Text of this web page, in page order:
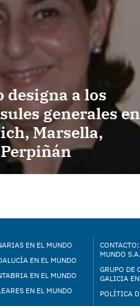
designa a los
generales en
Marsella,
EN EL MUNDO
EN EL MUNDO
EN EL MUNDO
EN EL MUNDO
MUNDO S.A.
GRUPO DE
GALICIA
POLÍTICA